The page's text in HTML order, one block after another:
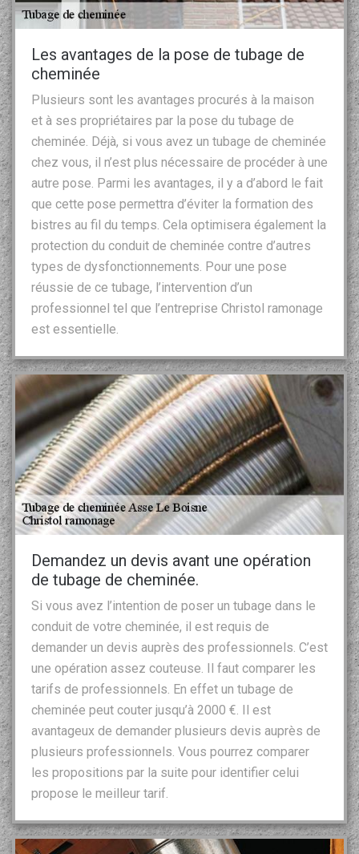
Les avantages de la pose de tubage de
cheminée
Plusieurs sont les avantages procurés à la maison
et à ses propriétaires par la pose du tubage de
cheminée. Déjà, si vous avez un tubage de cheminée
chez vous, il n’est plus nécessaire de procéder à une
autre pose. Parmi les avantages, il y a d’abord le fait
que cette pose permettra d’éviter la formation des
bistres au fil du temps. Cela optimisera également la
protection du conduit de cheminée contre d’autres
types de dysfonctionnements. Pour une pose
réussie de ce tubage, l’intervention d’un
professionnel tel que l’entreprise Christol ramonage
est essentielle.
Demandez un devis avant une opération
de tubage de cheminée.
Si vous avez l’intention de poser un tubage dans le
conduit de votre cheminée, il est requis de
demander un devis auprès des professionnels. C’est
une opération assez couteuse. Il faut comparer les
tarifs de professionnels. En effet un tubage de
cheminée peut couter jusqu’à 2000 €. Il est
avantageux de demander plusieurs devis auprès de
plusieurs professionnels. Vous pourrez comparer
les propositions par la suite pour identifier celui
propose le meilleur tarif.